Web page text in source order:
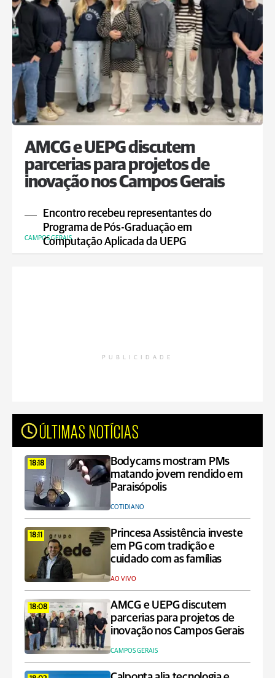
AMCG e UEPG discutem
parcerias para projetos de
inovação nos Campos Gerais
Encontro recebeu representantes do
Programa de Pós-Graduação em
Computação Aplicada da UEPG
CAMPOS GERAIS
PUBLICIDADE
ÚLTIMAS NOTÍCIAS
18:18
Bodycams mostram PMs
matando jovem rendido em
Paraisópolis
COTIDIANO
18:11
Princesa Assistência investe
em PG com tradição e
cuidado com as famílias
AO VIVO
18:08
AMCG e UEPG discutem
parcerias para projetos de
inovação nos Campos Gerais
CAMPOS GERAIS